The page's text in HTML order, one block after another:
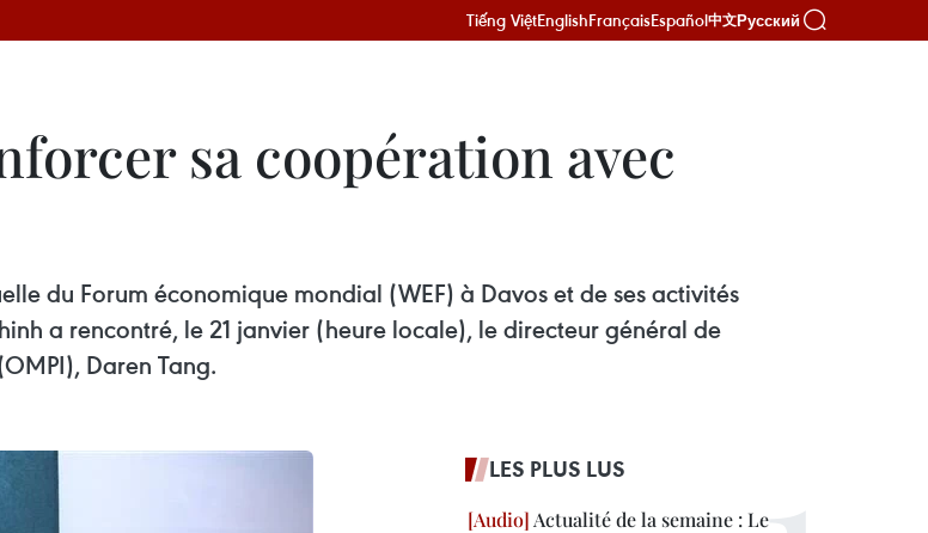
Tiếng ViệtEnglishFrançaisEspañol中文Русский
sa coopération avec
du Forum économique mondial (WEF) à Davos et de ses activités
a rencontré, le 21 janvier (heure locale), le directeur général de
Daren Tang.
LES PLUS LUS
Actualité de la semaine : Le